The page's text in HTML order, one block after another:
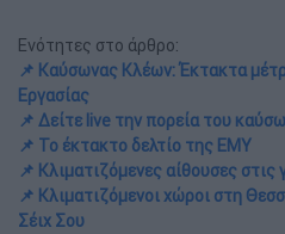
Ενότητες στο άρθρο:
📌 Καύσωνας Κλέων: Έκτακτα
Εργασίας
📌 Δείτε live την πορεία του
📌 Το έκτακτο δελτίο της ΕΜΥ
📌 Κλιματιζόμενες αίθουσες στις
📌 Κλιματιζόμενοι χώροι στη
Σέιχ Σου